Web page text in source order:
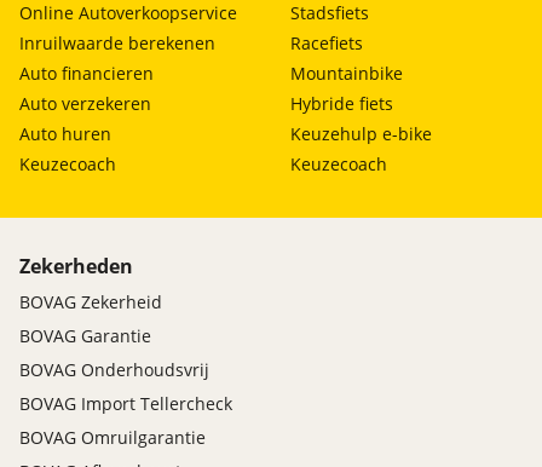
Online Autoverkoopservice
Inruilwaarde berekenen
Auto financieren
Auto verzekeren
Auto huren
Keuzecoach
Stadsfiets
Racefiets
Mountainbike
Hybride fiets
Keuzehulp e-bike
Keuzecoach
Zekerheden
BOVAG Zekerheid
BOVAG Garantie
BOVAG Onderhoudsvrij
BOVAG Import Tellercheck
BOVAG Omruilgarantie